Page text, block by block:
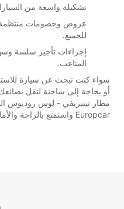
تشكيلة واسعة من
عروض وخصومات منتظمة
للجميع.
إجراءات تأجير سلسة
المتاعب.
سواء كنت تبحث عن سيارة
مطار تينيريفي - لوس روديوس
Europcar واستمتع بالراحة والأمان خلال رحلتك.